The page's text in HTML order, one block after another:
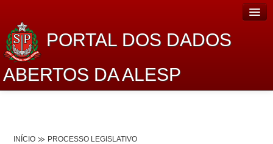
PORTAL DOS DADOS
ABERTOS DA ALESP
INÍCIO PROCESSO LEGISLATIVO